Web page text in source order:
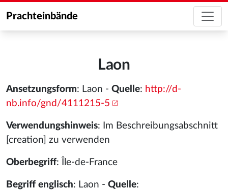
Prachteinbände
Laon
Ansetzungsform: Laon - Quelle: http://d-
nb.info/gnd/4111215-5
Verwendungshinweis: Im Beschreibungsabschnitt
[creation] zu verwenden
Oberbegriff: Île-de-France
Begriff englisch: Laon - Quelle: